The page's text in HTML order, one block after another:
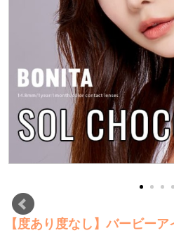
【度あり度なし】バービー